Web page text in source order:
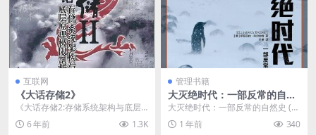
互联网
《大话存储2》
《大话存储2:存储系统架构与底层
原理极限剖析》内容简介：网络存
储是一个涉及计算机...
6 年前 1.3K
管理书籍
大灭绝时代：一部反常的自然
史 (译文纪实)
大灭绝时代：一部反常的自然史 (译
文纪实)介绍 作者： [美] 伊丽莎白·
科尔伯...
1 年前 340